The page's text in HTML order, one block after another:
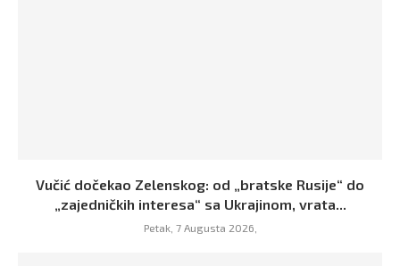
Vučić dočekao Zelenskog: od „bratske Rusije“ do
„zajedničkih interesa“ sa Ukrajinom, vrata...
Petak, 7 Augusta 2026,